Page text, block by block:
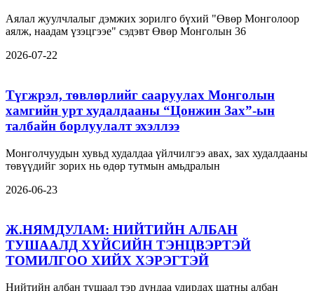
Аялал жуулчлалыг дэмжих зорилго бүхий "Өвөр Монголоор
аялж, наадам үзэцгээе" сэдэвт Өвөр Монголын 36
2026-07-22
Түгжрэл, төвлөрлийг сааруулах Монголын
хамгийн урт худалдааны “Цонжин Зах”-ын
талбайн борлуулалт эхэллээ
Монголчуудын хувьд худалдаа үйлчилгээ авах, зах худалдааны
төвүүдийг зорих нь өдөр тутмын амьдралын
2026-06-23
Ж.НЯМДУЛАМ: НИЙТИЙН АЛБАН
ТУШААЛД ХҮЙСИЙН ТЭНЦВЭРТЭЙ
ТОМИЛГОО ХИЙХ ХЭРЭГТЭЙ
Нийтийн албан тушаал тэр дундаа удирдах шатны албан